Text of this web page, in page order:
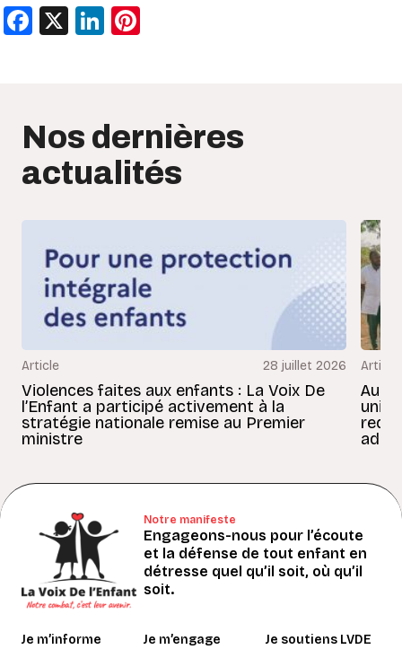
Facebook
X LinkedIn
Nos dernières
actualités
Article 28 juillet 2026
Violences faites aux enfants : La Voix De
l’Enfant a participé activement à la
stratégie nationale remise au Premier
ministre
Article
Au
Notre manifeste
Engageons-nous pour l’écoute
et la défense de tout enfant en
détresse quel qu’il soit, où qu’il
soit.
Je m’informe Je m’engage Je soutiens LVDE